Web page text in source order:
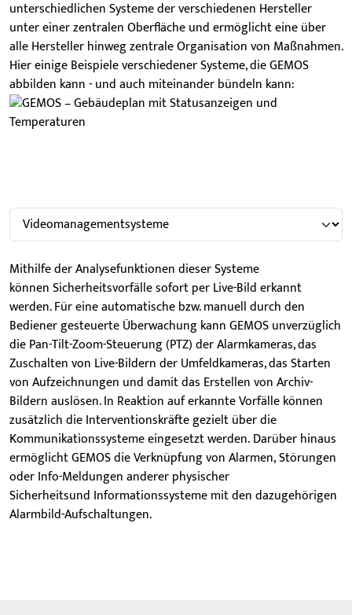
unterschiedlichen Systeme der verschiedenen Hersteller
unter einer zentralen Oberfläche und ermöglicht eine über
alle Hersteller hinweg zentrale Organisation von Maßnahmen.
Hier einige Beispiele verschiedener Systeme, die GEMOS
abbilden kann - und auch miteinander bündeln kann:
Mithilfe der Analysefunktionen dieser Systeme
können Sicherheitsvorfälle sofort per Live-Bild erkannt
werden. Für eine automatische bzw. manuell durch den
Bediener gesteuerte Überwachung kann GEMOS unverzüglich
die Pan-Tilt-Zoom-Steuerung (PTZ) der Alarmkameras, das
Zuschalten von Live-Bildern der Umfeldkameras, das Starten
von Aufzeichnungen und damit das Erstellen von Archiv-
Bildern auslösen. In Reaktion auf erkannte Vorfälle können
zusätzlich die Interventionskräfte gezielt über die
Kommunikationssysteme eingesetzt werden. Darüber hinaus
ermöglicht GEMOS die Verknüpfung von Alarmen, Störungen
oder Info-Meldungen anderer physischer
Sicherheitsund Informationssysteme mit den dazugehörigen
Alarmbild-Aufschaltungen.